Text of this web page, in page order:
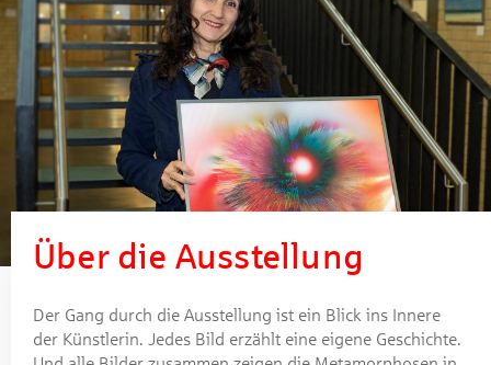
Über die Ausstellung
Der Gang durch die Ausstellung ist ein Blick ins Innere
der Künstlerin. Jedes Bild erzählt eine eigene Geschichte.